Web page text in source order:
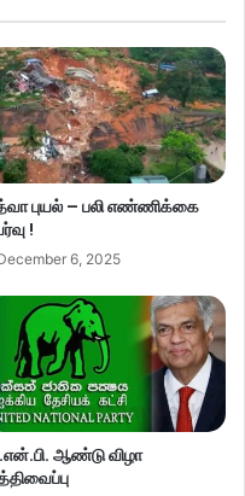
புயல் – பலி எண்ணிக்கை
!
6, 2025
ஆண்டு விழா